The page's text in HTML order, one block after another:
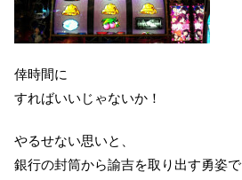
倖時間に
すればいいじゃないか！
やるせない思いと、
銀行の封筒から諭吉を取り出す勇姿で